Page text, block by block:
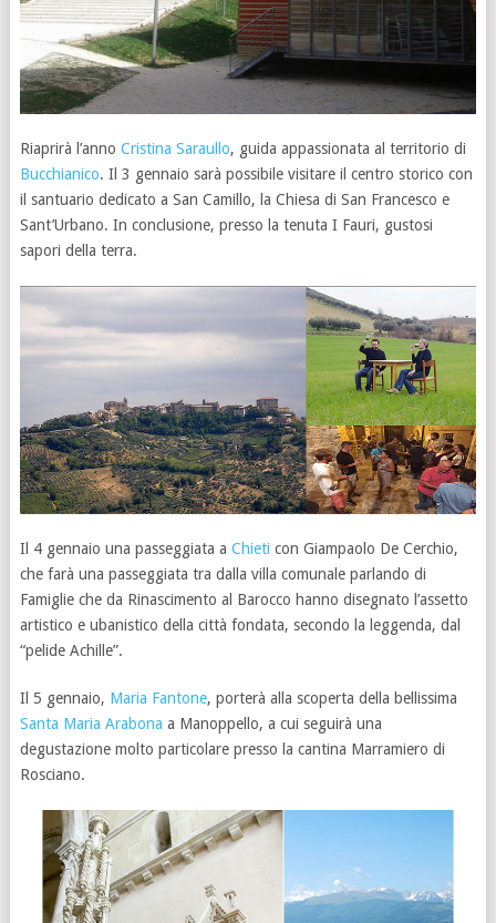
Riaprirà l’anno Cristina Saraullo, guida appassionata al territorio di
Bucchianico. Il 3 gennaio sarà possibile visitare il centro storico con
il santuario dedicato a San Camillo, la Chiesa di San Francesco e
Sant’Urbano. In conclusione, presso la tenuta I Fauri, gustosi
sapori della terra.
Il 4 gennaio una passeggiata a Chieti con Giampaolo De Cerchio,
che farà una passeggiata tra dalla villa comunale parlando di
Famiglie che da Rinascimento al Barocco hanno disegnato l’assetto
artistico e ubanistico della città fondata, secondo la leggenda, dal
“pelide Achille”.
Il 5 gennaio, Maria Fantone, porterà alla scoperta della bellissima
Santa Maria Arabona a Manoppello, a cui seguirà una
degustazione molto particolare presso la cantina Marramiero di
Rosciano.